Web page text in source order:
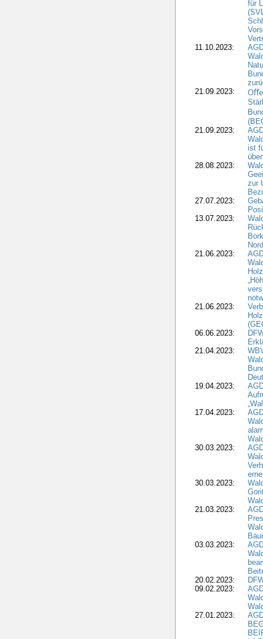
für
11.10.2023:
21.09.2023:
21.09.2023:
ist
28.08.2023:
zur
27.07.2023:
13.07.2023:
21.06.2023:
21.06.2023:
06.06.2023:
21.04.2023:
19.04.2023:
17.04.2023:
30.03.2023:
30.03.2023:
21.03.2023:
03.03.2023:
20.02.2023:
09.02.2023:
27.01.2023: